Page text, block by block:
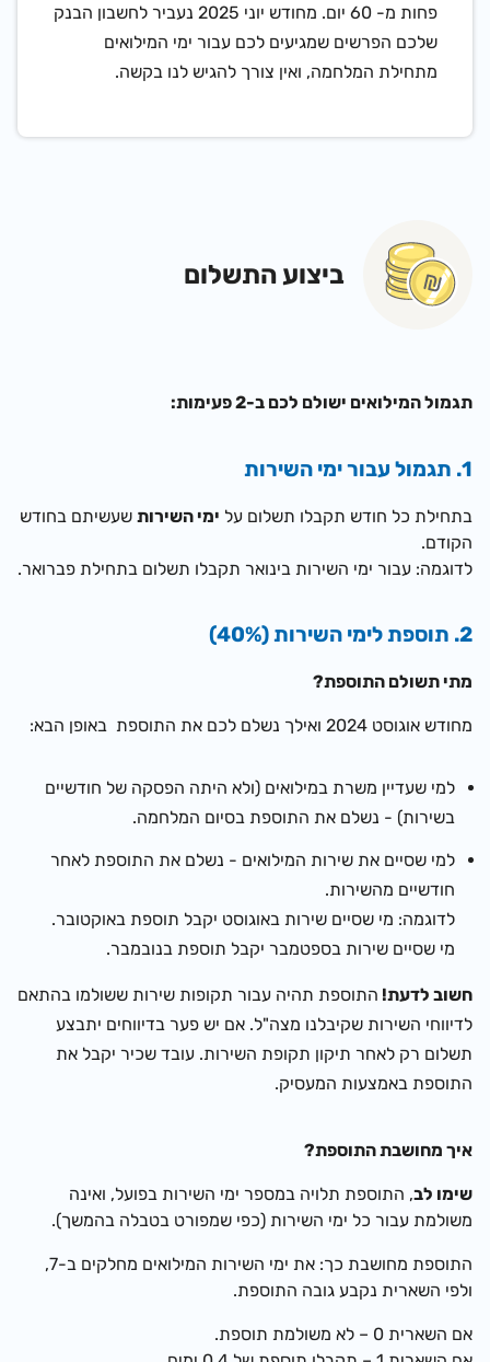
פחות מ- 60 יום. מחודש יוני 2025 נעביר לחשבון הבנק
שלכם הפרשים שמגיעים לכם עבור ימי המילואים
מתחילת המלחמה, ואין צורך להגיש לנו בקשה.
ביצוע התשלום
תגמול המילואים ישולם לכם ב-2 פעימות:
בתחילת כל חודש תקבלו תשלום עלימי השירותשעשיתם בחודש
הקודם.
לדוגמה: ע בור ימי השירות בינואר תקבלו תשלום בתחילת פברואר.
מתי תשולם התוספת?
מחודש אוגוסט 2024 ואי לך נשלם לכם את התוספת באופן הבא:
למי שעדיין משרת במילואים (ולא היתה הפסקה של חודשיים
בשירות) - נשלם את התוספת בסיום המלחמה.
למי שסיים את שירות המילואים - נשלם את התוספת לאחר
חודשיים מהשירות.
לדוגמה: מי שסיים שירות באוגוסט יקבל תוספת באוקטובר.
מי שסיים שירות בספטמבר יקבל תוספת בנובמבר.
חשוב לדעת!התוספת תהיה עבור תקופות שירות ששולמו בהתאם
לדיווחי השירות שקיבלנו מצה"ל. אם יש פער בדיווחים יתבצע
תשלום רק לאחר תיקון תקופת השירות. עובד שכיר יקבל את
התוספת באמצעות המעסיק.
איך מחושבת התוספת?
שימו לב, התוספתתלויה במספר ימי השירות בפועל, ואינה
משולמת עבור כל ימי השירות (כפי שמפורט בטבלה בהמשך).
התוספת מחושבת כך: את ימי השירות המילואים מחלקים ב-7,
ולפי השארית נקבע גובה התוספת.
אם השארית0 – לא משולמת תוספת.